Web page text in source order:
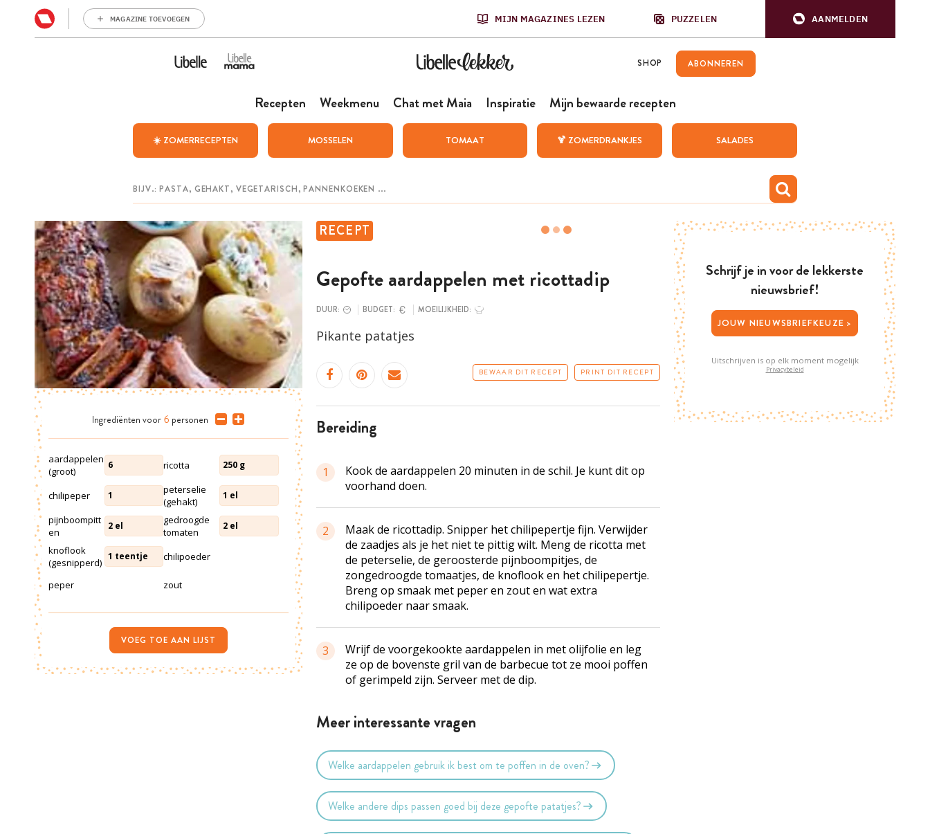
MAGAZINE TOEVOEGEN MIJN MAGAZINES LEZEN PUZZELEN AANMELDEN
SHOP ABONNEREN
Recepten Weekmenu Chat met Maia Inspiratie Mijn bewaarde recepten
☀️ ZOMERRECEPTEN MOSSELEN TOMAAT 🍹 ZOMERDRANKJES SALADES
RECEPT
Gepofte aardappelen met ricottadip
DUUR: BUDGET: MOEILIJKHEID:
Pikante patatjes
BEWAAR DIT RECEPT PRINT DIT RECEPT
bereiding
1
Kook de aardappelen 20 minuten in de schil. Je kunt dit op
voorhand doen.
2
Maak de ricottadip. Snipper het chilipepertje fijn. Verwijder
de zaadjes als je het niet te pittig wilt. Meng de ricotta met
de peterselie, de geroosterde pijnboompitjes, de
zongedroogde tomaatjes, de knoflook en het chilipepertje.
Breng op smaak met peper en zout en wat extra
chilipoeder naar smaak.
3
Wrijf de voorgekookte aardappelen in met olijfolie en leg
ze op de bovenste gril van de barbecue tot ze mooi poffen
of gerimpeld zijn. Serveer met de dip.
Meer interessante vragen
Welke aardappelen gebruik ik best om te poffen in de oven?
Welke andere dips passen goed bij deze gepofte patatjes?
Ingrediënten voor 6 personen
aardappelen
(groot)
6 ricotta 250 g
chilipeper 1
peterselie
(gehakt)
1 el
pijnboompitt
en
2 el
gedroogde
tomaten
2 el
knoflook
(gesnipperd) 1 teentje chilipoeder
peper zout
VOEG TOE AAN LIJST
Schrijf je in voor de lekkerste
nieuwsbrief!
JOUW NIEUWSBRIEFKEUZE >
Uitschrijven is op elk moment mogelijk
Privacybeleid